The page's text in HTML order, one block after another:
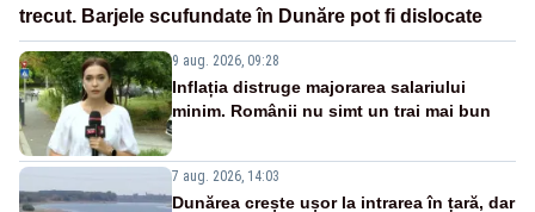
trecut. Barjele scufundate în Dunăre pot fi dislocate
9 aug. 2026, 09:28
Inflația distruge majorarea salariului
minim. Românii nu simt un trai mai bun
7 aug. 2026, 14:03
Dunărea crește ușor la intrarea în țară, dar